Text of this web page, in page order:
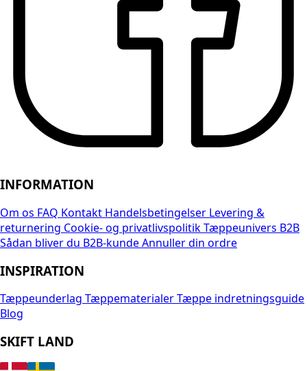
INFORMATION
Om os FAQ Kontakt Handelsbetingelser Levering &
returnering Cookie- og privatlivspolitikTæppeunivers B2B
Sådan bliver du B2B-kundeAnnuller din ordre
INSPIRATION
Tæppeunderlag TæppematerialerTæppe indretningsguide
Blog
SKIFT LAND